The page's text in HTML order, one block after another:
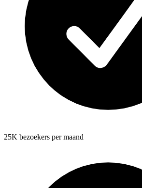
25K bezoekers per maand